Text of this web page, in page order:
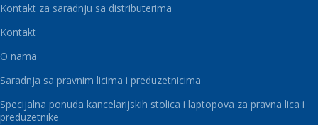
Kontakt za saradnju sa distributerima
Kontakt
O nama
Saradnja sa pravnim licima i preduzetnicima
Specijalna ponuda kancelarijskih stolica i laptopova za pravna lica i
preduzetnike